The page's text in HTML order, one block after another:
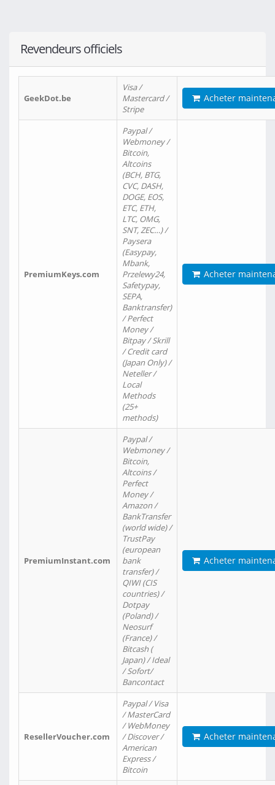
Revendeurs officiels
GeekDot.be
Visa /
Mastercard /
Stripe
Acheter
PremiumKeys.com
Paypal /
Webmoney /
Bitcoin,
Altcoins
(BCH, BTG,
CVC, DASH,
DOGE, EOS,
ETC, ETH,
LTC, OMG,
SNT, ZEC…) /
Paysera
(Easypay,
Mbank,
Przelewy24,
Safetypay,
SEPA,
Banktransfer)
/ Perfect
Money /
Bitpay / Skrill
/ Credit card
(Japan Only) /
Neteller /
Local
Methods
(25+
methods)
Acheter
PremiumInstant.com
Paypal /
Webmoney /
Bitcoin,
Altcoins /
Perfect
Money /
Amazon /
BankTransfer
(world wide) /
TrustPay
(european
bank
transfer) /
QIWI (CIS
countries) /
Dotpay
(Poland) /
Neosurf
(France) /
Bitcash (
Japan) / Ideal
/ Sofort/
Bancontact
Acheter
ResellerVoucher.com
Paypal / Visa
/ MasterCard
/ WebMoney
/ Discover /
American
Express /
Bitcoin
Acheter